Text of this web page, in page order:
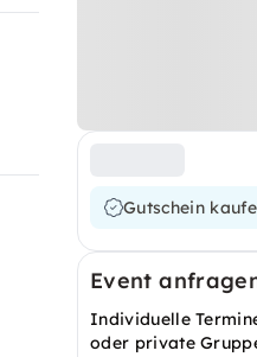
Gutschein
Event
Individuelle
oder private